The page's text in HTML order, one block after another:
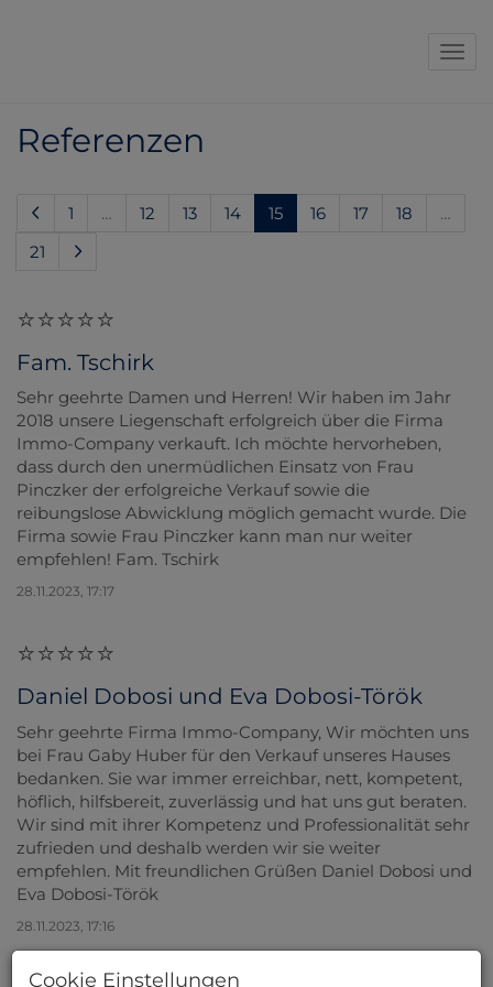
Referenzen
1 … 12 13 14 15(current)
16 17 18
…
21
Fam. Tschirk
Sehr geehrte Damen und Herren! Wir haben im Jahr
2018 unsere Liegenschaft erfolgreich über die Firma
Immo-Company verkauft. Ich möchte hervorheben,
dass durch den unermüdlichen Einsatz von Frau
Pinczker der erfolgreiche Verkauf sowie die
reibungslose Abwicklung möglich gemacht wurde. Die
Firma sowie Frau Pinczker kann man nur weiter
empfehlen! Fam. Tschirk
28.11.2023, 17:17
Daniel Dobosi und Eva Dobosi-Török
Sehr geehrte Firma Immo-Company, Wir möchten uns
bei Frau Gaby Huber für den Verkauf unseres Hauses
bedanken. Sie war immer erreichbar, nett, kompetent,
höflich, hilfsbereit, zuverlässig und hat uns gut beraten.
Wir sind mit ihrer Kompetenz und Professionalität sehr
zufrieden und deshalb werden wir sie weiter
empfehlen. Mit freundlichen Grüßen Daniel Dobosi und
Eva Dobosi-Török
28.11.2023, 17:16
Cookie Einstellungen